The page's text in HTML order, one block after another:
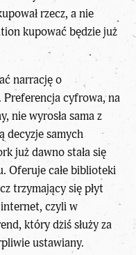
rzecz, a nie
kupować będzie już
narrację o
Preferencja cyfrowa, na
nie wyrosła sama z
decyzje samych
już dawno stała się
Oferuje całe biblioteki
trzymający się płyt
internet, czyli w
który dziś służy za
ustawiany.